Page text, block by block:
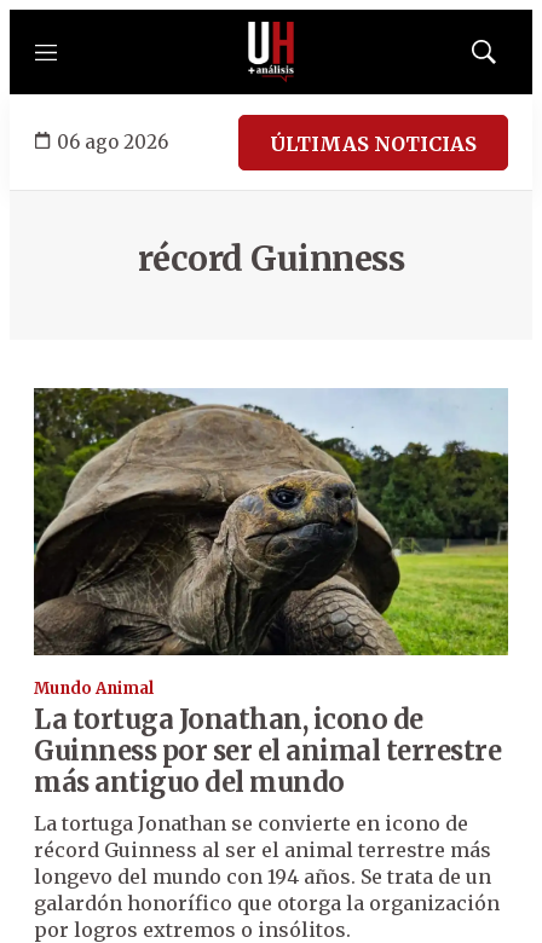
Menú
Mostrar
06 ago 2026 ÚLTIMAS NOTICIAS
récord Guinness
Mundo Animal
La tortuga Jonathan, icono de
Guinness por ser el animal terrestre
más antiguo del mundo
La tortuga Jonathan se convierte en icono de
récord Guinness al ser el animal terrestre más
longevo del mundo con 194 años. Se trata de un
galardón honorífico que otorga la organización
por logros extremos o insólitos.